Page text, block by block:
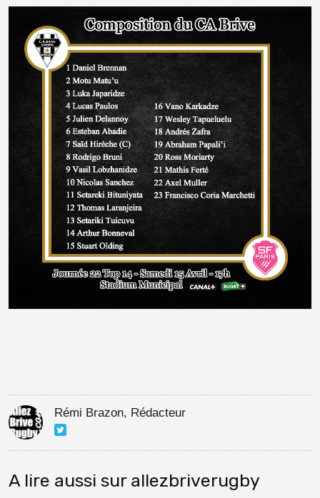
Rémi Brazon, Rédacteur
A lire aussi sur allezbriverugby